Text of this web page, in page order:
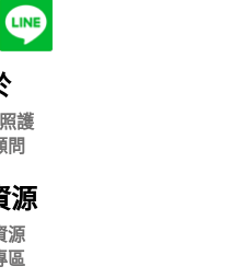
護
問
源
源
區